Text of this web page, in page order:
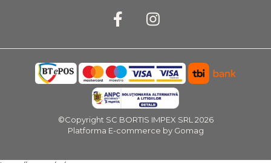
©Copyright SC BORTIS IMPEX SRL 2026
Platforma E-commerce by Gomag